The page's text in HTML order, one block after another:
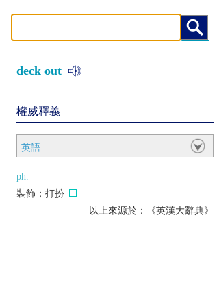
deck out
權威釋義
英語
ph.
裝飾；打扮
以上來源於：《英漢大辭典》